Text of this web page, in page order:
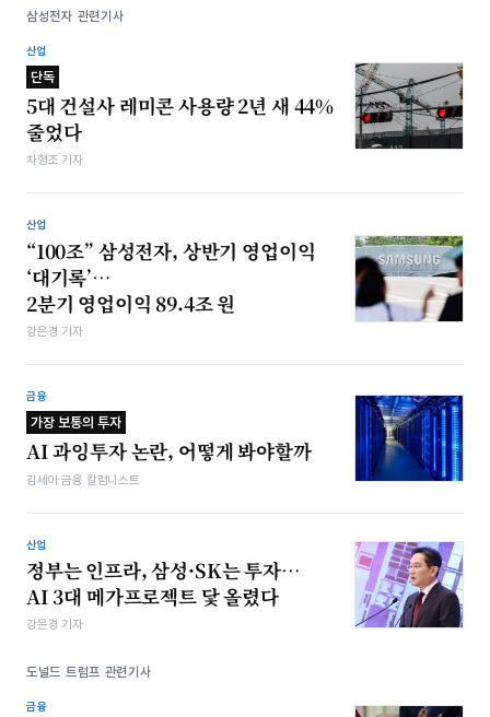
삼성전자 관련기사
산업
단독
5대 건설사 레미콘 사용량 2년 새 44%
줄었다
차형조 기자
산업
“100조” 삼성전자, 상반기 영업이익
‘대기록’…
2분기 영업이익 89.4조 원
강은경 기자
금융
가장 보통의 투자
AI 과잉투자 논란, 어떻게 봐야할까
김세아 금융 칼럼니스트
산업
정부는 인프라, 삼성·SK는 투자…
AI 3대 메가프로젝트 닻 올렸다
강은경 기자
도널드 트럼프 관련기사
금융